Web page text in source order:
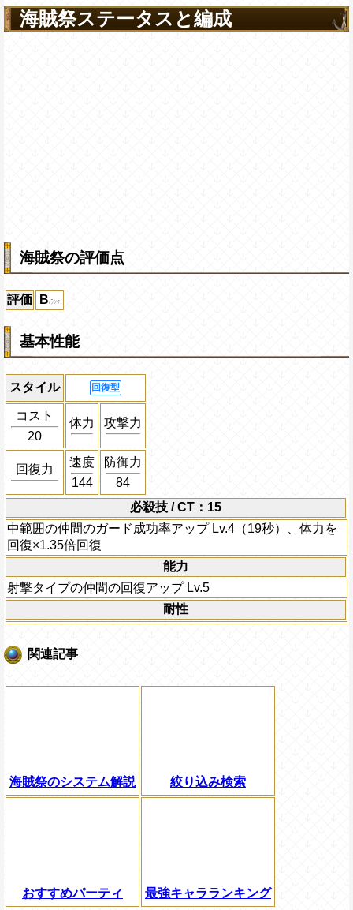
海賊祭ステータスと編成
海賊祭の評価点
評価 B
基本性能
スタイル 回復型
コスト
20
体力 攻撃力
回復力
速度
144
防御力
84
必殺技 / CT：15
中範囲の仲間のガード成功率アップ Lv.4（19秒）、体力を
回復×1.35倍回復
能力
射撃タイプの仲間の回復アップ Lv.5
耐性
関連記事
海賊祭のシステム解説 絞り込み検索
おすすめパーティ 最強キャラランキング